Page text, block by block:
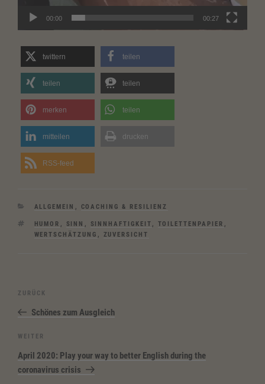
00:00 00:27
twittern teilen
teilen teilen
merken teilen
mitteilen drucken
RSS-feed
KATEGORIEN
ALLGEMEIN , COACHING & RESILIENZ
SCHLAGWÖRTER
HUMOR , SINN , SINNHAFTIGKEIT , TOILETTENPAPIER ,
WERTSCHÄTZUNG , ZUVERSICHT
Beitragsnavigation
Vorheriger
ZURÜCK
Schönes zum Ausgleich
Nächster
WEITER
April 2020: Play your way to better English during the
coronavirus crisis